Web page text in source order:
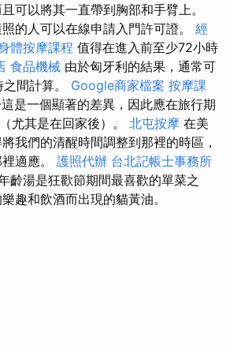
可以將其一直帶到胸部和手臂上。
的人可以在線申請入門許可證。 經
體按摩課程 值得在進入前至少72小時
食品機械 由於匈牙利的結果，通常可
間計算。 Google商家檔案 按摩課
是一個顯著的差異，因此應在旅行期
尤其是在回家後）。 北屯按摩 在美
我們的清醒時間調整到那裡的時區，
適應。 護照代辦 台北記帳士事務所
齡湯是狂歡節期間最喜歡的單菜之
趣和飲酒而出現的貓黃油。